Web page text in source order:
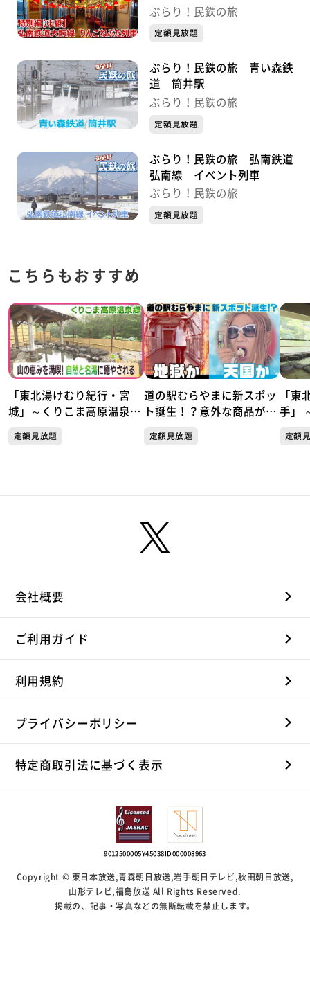
ぷた列車」
ぶらり！民鉄の旅
定額見放題
ぶらり！民鉄の旅 青い森鉄
道 筒井駅
ぶらり！民鉄の旅
定額見放題
ぶらり！民鉄の旅 弘南鉄道
弘南線 イベント列車
ぶらり！民鉄の旅
定額見放題
こちらもおすすめ
「東北湯けむり紀行・宮
城」～くりこま高原温泉郷
定額見放題
道の駅むらやまに新スポッ
ト誕生！？意外な商品が人
だけしか楽しめない極上の
定額見放題
「東
手」
定額
会社概要
ご利用ガイド
利用規約
プライバシーポリシー
特定商取引法に基づく表示
9012500005Y45038 ID000008963
Copyright © 東日本放送,青森朝日放送,岩手朝日テレビ,秋田朝日放送,
山形テレビ,福島放送 All Rights Reserved.
掲載の、記事・写真などの無断転載を禁止します。